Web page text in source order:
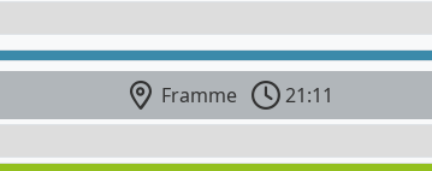
Framme
21:11